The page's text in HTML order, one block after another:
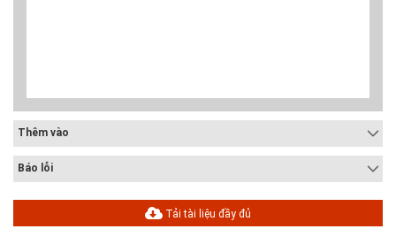
Thêm vào
Báo lỗi
Tải tài liệu đầy đủ